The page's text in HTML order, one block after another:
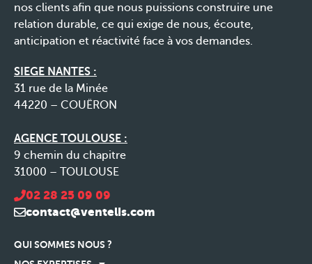
nos clients afin que nous puissions construire une
relation durable, ce qui exige de nous, écoute,
anticipation et réactivité face à vos demandes.
SIEGE NANTES :
31 rue de la Minée
44220 – COUËRON
AGENCE TOULOUSE :
9 chemin du chapitre
31000 – TOULOUSE
02 28 25 09 09
contact@ventelis.com
QUI SOMMES NOUS ?